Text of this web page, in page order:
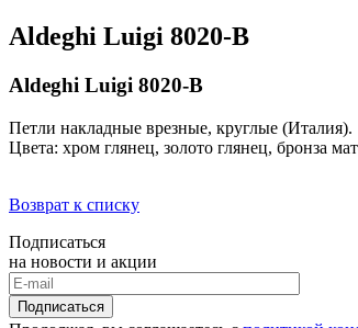
Aldeghi Luigi 8020-В
Aldeghi Luigi 8020-В
Петли накладные врезные, круглые (Италия).
Цвета: хром глянец, золото глянец, бронза
Возврат к списку
Подписаться
на новости и акции
Подписаться